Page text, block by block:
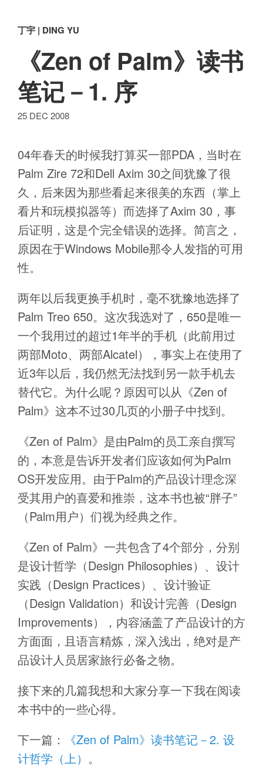
丁宇 | DING YU
《Zen of Palm》读书
笔记－1. 序
25 DEC 2008
04年春天的时候我打算买一部PDA，当时在
Palm Zire 72和Dell Axim 30之间犹豫了很
久，后来因为那些看起来很美的东西（掌上
看片和玩模拟器等）而选择了Axim 30，事
后证明，这是个完全错误的选择。简言之，
原因在于Windows Mobile那令人发指的可用
性。
两年以后我更换手机时，毫不犹豫地选择了
Palm Treo 650。这次我选对了，650是唯一
一个我用过的超过1年半的手机（此前用过
两部Moto、两部Alcatel），事实上在使用了
近3年以后，我仍然无法找到另一款手机去
替代它。为什么呢？原因可以从《Zen of
Palm》这本不过30几页的小册子中找到。
《Zen of Palm》是由Palm的员工亲自撰写
的，本意是告诉开发者们应该如何为Palm
OS开发应用。由于Palm的产品设计理念深
受其用户的喜爱和推崇，这本书也被“胖子”
（Palm用户）们视为经典之作。
《Zen of Palm》一共包含了4个部分，分别
是设计哲学（Design Philosophies）、设计
实践（Design Practices）、设计验证
（Design Validation）和设计完善（Design
Improvements），内容涵盖了产品设计的方
方面面，且语言精炼，深入浅出，绝对是产
品设计人员居家旅行必备之物。
接下来的几篇我想和大家分享一下我在阅读
本书中的一些心得。
下一篇：
《Zen of Palm》读书笔记－2. 设
计哲学（上） 。